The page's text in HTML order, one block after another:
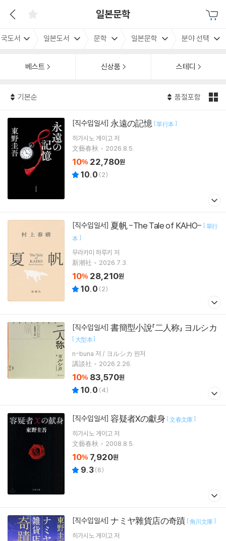
일본문학
도서 일본도서 문학 일본문학 분야 선택
베스트 신상품 스테디
기본순 품절포함
[직수입일서] 永遠の記憶 [單行本]
히가시노 게이고 저
文藝春秋
2026.8.5.
10% 22,780원
10.0 (2)
[직수입일서] 夏帆 -The Tale of KAHO- [單行
本]
무라카미 하루키 저
新潮社
2026.7.3.
10% 28,210원
10.0 (2)
[직수입일서] 書簡型小說「二人称」 ヨルシカ
[ 大型本]
n-buna 저 / ヨルシカ 원저
講談社
2026.2.26.
10% 83,570원
10.0 (4)
[직수입일서] 容疑者Xの獻身 [文春文庫]
히가시노 게이고 저
文藝春秋
2008.8.5.
10% 7,920원
9.3(6)
[직수입일서] ナミヤ雜貨店の奇蹟 [角川文庫]
히가시노 게이고 저